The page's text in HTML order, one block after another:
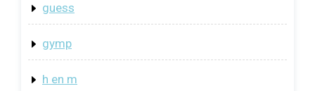
guess
gymp
h en m